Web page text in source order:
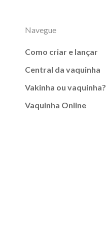
Navegue
Como criar e lançar
Central da vaquinha
Vakinha ou vaquinha?
Vaquinha Online